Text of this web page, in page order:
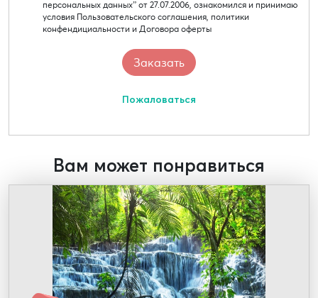
персональных данных” от 27.07.2006, ознакомился и принимаю
условия Пользовательского соглашения, политики
конфендициальности и Договора оферты
Пожаловаться
Вам может понравиться